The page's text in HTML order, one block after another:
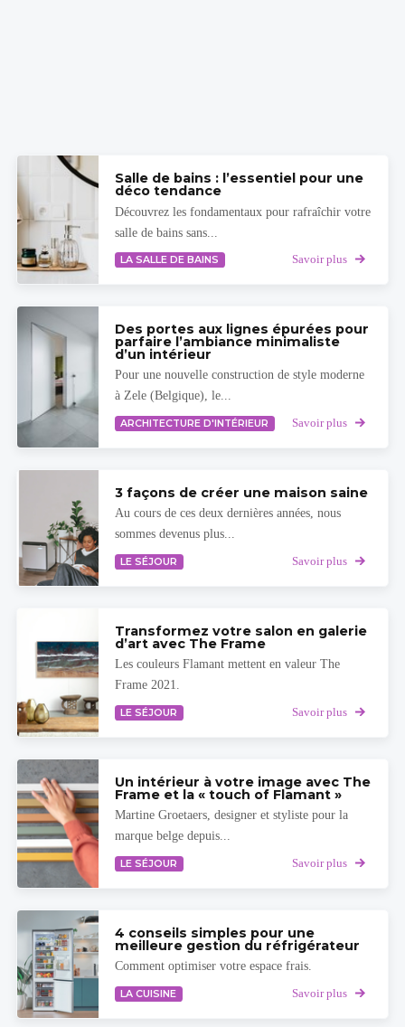
Salle de bains : l’essentiel pour une
déco tendance
Découvrez les fondamentaux pour rafraîchir votre
salle de bains sans...
LA SALLE DE BAINS Savoir plus
Des portes aux lignes épurées pour
parfaire l’ambiance minimaliste
d’un intérieur
Pour une nouvelle construction de style moderne
à Zele (Belgique), le...
ARCHITECTURE D'INTÉRIEUR Savoir plus
3 façons de créer une maison saine
Au cours de ces deux dernières années, nous
sommes devenus plus...
LE SÉJOUR Savoir plus
Transformez votre salon en galerie
d’art avec The Frame
Les couleurs Flamant mettent en valeur The
Frame 2021.
LE SÉJOUR Savoir plus
Un intérieur à votre image avec The
Frame et la « touch of Flamant »
Martine Groetaers, designer et styliste pour la
marque belge depuis...
LE SÉJOUR Savoir plus
4 conseils simples pour une
meilleure gestion du réfrigérateur
Comment optimiser votre espace frais.
LA CUISINE Savoir plus